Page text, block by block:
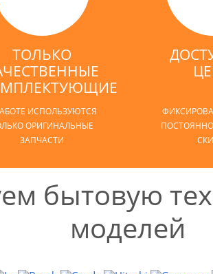
ТОЛЬКО
ИСПОЛЬЗУЮТСЯ
ОРИГИНАЛЬНЫЕ
ЗАПЧАСТИ
бытовую
моделей